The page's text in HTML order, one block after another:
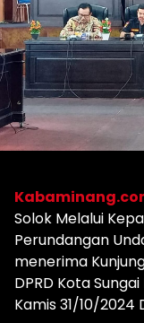
Solok Melalui
Perundangan
menerima
DPRD Kota
Kamis 31/10/2024